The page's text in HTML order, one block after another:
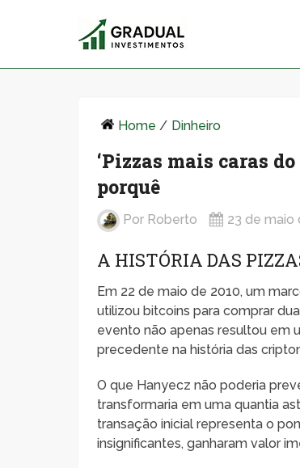
Home / Dinheiro
‘Pizzas mais caras
porquê
Por Roberto 23 de maio
A HISTÓRIA DAS
Em 22 de maio de 2010, um
utilizou bitcoins para comprar
evento não apenas resultou em
precedente na história das
O que Hanyecz não poderia
transformaria em uma quantia
transação inicial representa o
insignificantes, ganharam valor